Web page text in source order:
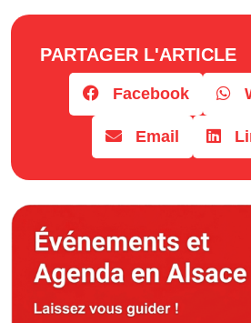
PARTAGER L'ARTICLE
Facebook
Email